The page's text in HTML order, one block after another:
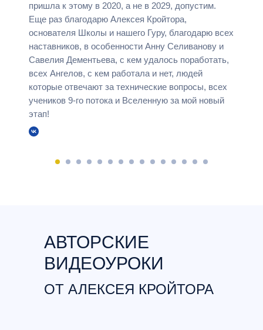
пришла к этому в 2020, а не в 2029, допустим.
Еще раз благодарю Алексея Кройтора,
основателя Школы и нашего Гуру, благодарю всех
наставников, в особенности Анну Селиванову и
Савелия Дементьева, с кем удалось поработать,
всех Ангелов, с кем работала и нет, людей
которые отвечают за технические вопросы, всех
учеников 9-го потока и Вселенную за мой новый
этап!
АВТОРСКИЕ
ВИДЕОУРОКИ
ОТ АЛЕКСЕЯ КРОЙТОРА